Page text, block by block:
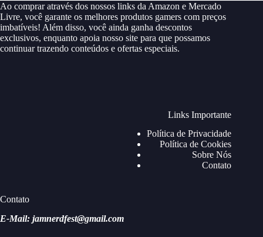
Ao comprar através dos nossos links da Amazon e Mercado
Livre, você garante os melhores produtos gamers com preços
imbatíveis! Além disso, você ainda ganha descontos
exclusivos, enquanto apoia nosso site para que possamos
continuar trazendo conteúdos e ofertas especiais.
Links Importante
Política de Privacidade
Política de Cookies
Sobre Nós
Contato
Contato
E-Mail: jamnerdfest@gmail.com